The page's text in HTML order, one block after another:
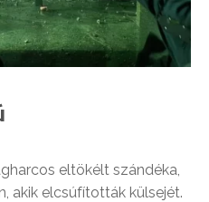
eltökélt szándéka,
akik elcsúfították külsejét.